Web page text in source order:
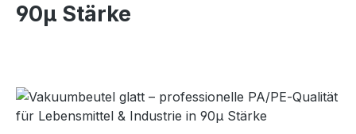
90µ Stärke
Bildergalerie überspringen